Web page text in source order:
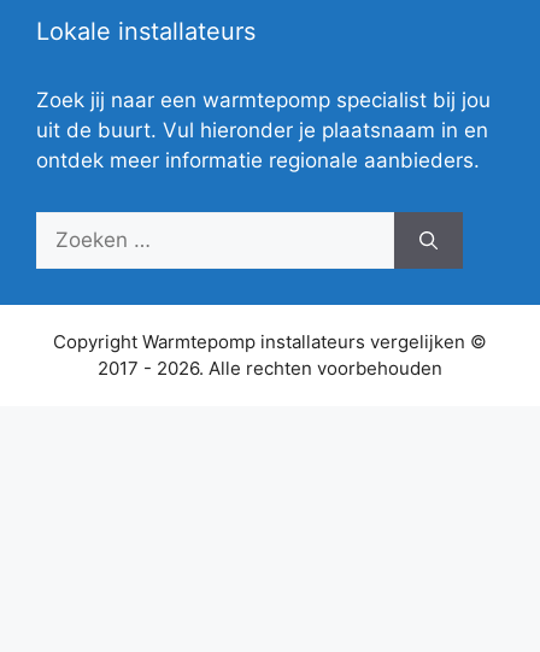
Lokale installateurs
Zoek jij naar een warmtepomp specialist bij jou
uit de buurt. Vul hieronder je plaatsnaam in en
ontdek meer informatie regionale aanbieders.
Zoek
Copyright Warmtepomp installateurs vergelijken ©
2017 - 2026. Alle rechten voorbehouden